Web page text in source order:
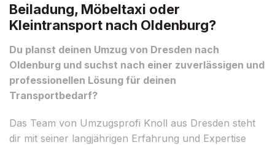
Beiladung, Möbeltaxi oder
Kleintransport nach Oldenburg?
Du planst deinen Umzug von Dresden nach
Oldenburg und suchst nach einer zuverlässigen und
professionellen Lösung für deinen
Transportbedarf?
Das Team von Umzugsprofi Knoll aus Dresden steht
dir mit seiner langjährigen Erfahrung und Expertise